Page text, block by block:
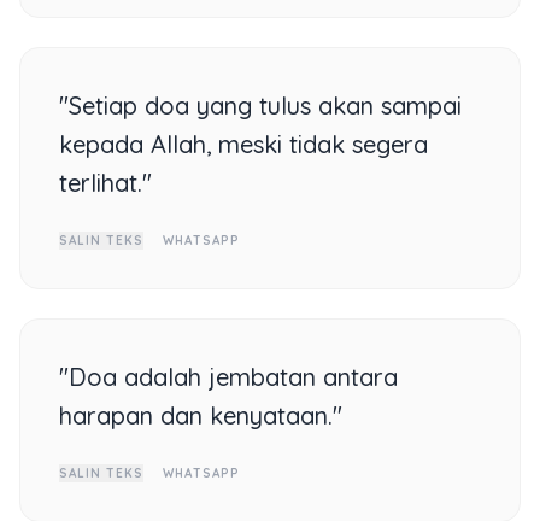
"Setiap doa yang tulus akan sampai
kepada Allah, meski tidak segera
terlihat."
SALIN TEKS WHATSAPP
"Doa adalah jembatan antara
harapan dan kenyataan."
SALIN TEKS WHATSAPP